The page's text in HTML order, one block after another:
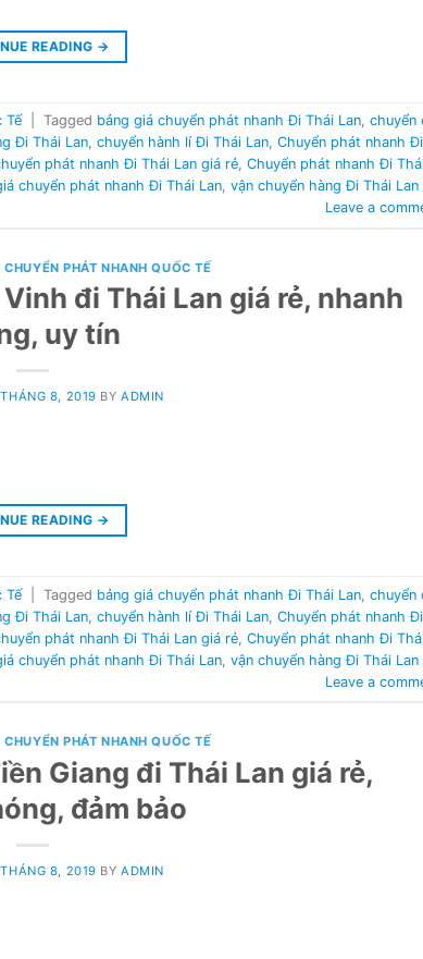
READING →
Tế Tagged bảng giá chuyển phát nhanh Đi Thái Lan chuyển
Đi Thái Lan chuyển hành lí Đi Thái Lan Chuyển phát nhanh Đi
phát nhanh Đi Thái Lan giá rẻ Chuyển phát nhanh Đi
chuyển phát nhanh Đi Thái Lan vận chuyển hàng Đi Thái Lan
Leave a
,CHUYỂN PHÁT NHANH QUỐC TẾ
đi Thái Lan giá rẻ, nhanh
uy tín
8, 2019 BY ADMIN
READING →
Tế Tagged bảng giá chuyển phát nhanh Đi Thái Lan chuyển
Đi Thái Lan chuyển hành lí Đi Thái Lan Chuyển phát nhanh Đi
phát nhanh Đi Thái Lan giá rẻ Chuyển phát nhanh Đi
chuyển phát nhanh Đi Thái Lan vận chuyển hàng Đi Thái Lan
Leave a
CHUYỂN PHÁT NHANH QUỐC TẾ
Giang đi Thái Lan giá rẻ,
đảm bảo
8, 2019 BY ADMIN